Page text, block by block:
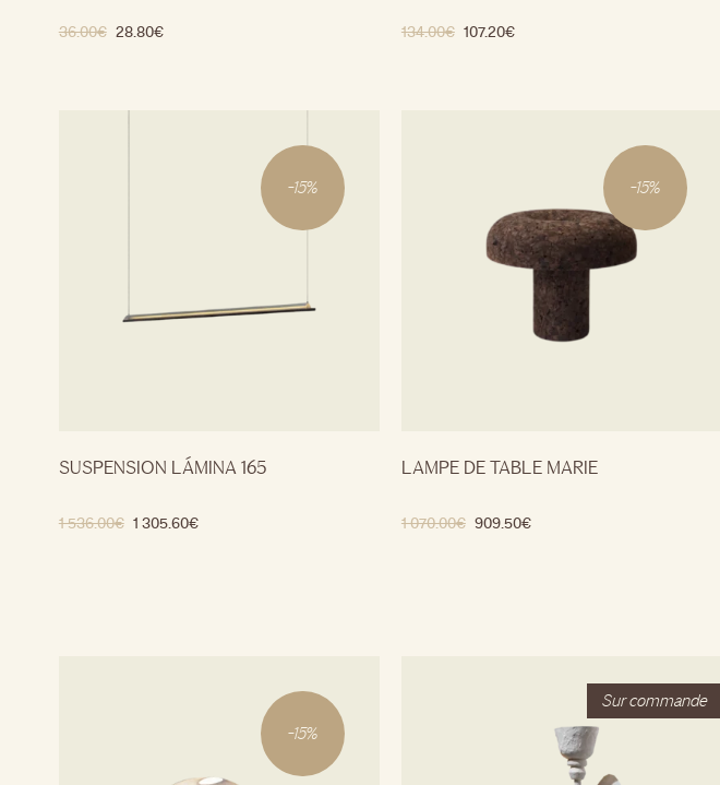
36.00€ 28.80€ 134.00€ 107.20€
-15%
SUSPENSION LÁMINA 165
1 536.00€ 1 305.60€
-15%
LAMPE DE TABLE MARIE
1 070.00€ 909.50€
-15%